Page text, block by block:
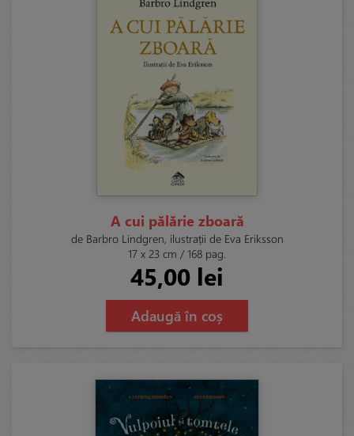
A cui pălărie zboară
de Barbro Lindgren, ilustrații de Eva Eriksson
17 x 23 cm / 168 pag.
45,00 lei
Adaugă în coș